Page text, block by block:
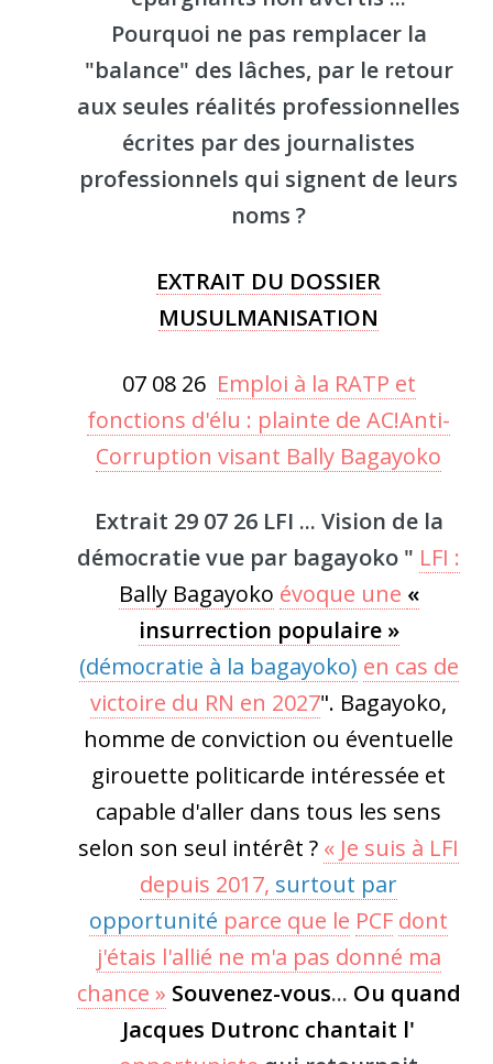
Pourquoi ne pas remplacer la
"balance" des lâches, par le retour
aux seules réalités professionnelles
écrites par des journalistes
professionnels qui signent de leurs
noms ?
EXTRAIT DU DOSSIER
MUSULMANISATION
07 08 26 Emploi à la RATP et
fonctions d'élu : plainte de AC!Anti-
Corruption visant Bally Bagayoko
Extrait 29 07 26 LFI ... Vision de la
démocratie vue par bagayoko " LFI :
Bally Bagayoko évoque une «
insurrection populaire »
(démocratie à la bagayoko) en cas de
victoire du RN en 2027". Bagayoko,
homme de conviction ou éventuelle
girouette politicarde intéressée et
capable d'aller dans tous les sens
selon son seul intérêt ? « Je suis à LFI
depuis 2017, surtout par
opportunité parce que le PCF dont
j'étais l'allié ne m'a pas donné ma
chance » Souvenez-vous... Ou quand
Jacques Dutronc chantait l'